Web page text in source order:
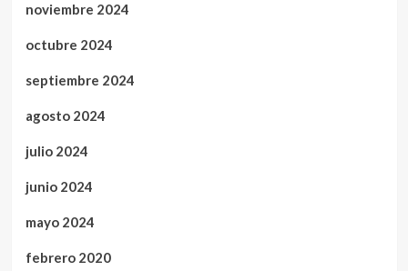
noviembre 2024
octubre 2024
septiembre 2024
agosto 2024
julio 2024
junio 2024
mayo 2024
febrero 2020